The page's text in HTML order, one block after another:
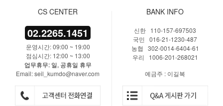
CS CENTER
02.2265.1451
운영시간: 09:00 ~ 19:00
점심시간: 12:00 ~ 13:00
업무휴무: 일, 공휴일 휴무
Email: seil_kumdo@naver.com
BANK INFO
신한 110-157-697503
국민 016-21-1230-487
농협 302-0014-6404-61
우리 1006-201-268021
예금주 : 이길복